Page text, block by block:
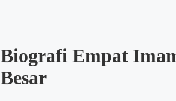
Biografi Empat
Besar